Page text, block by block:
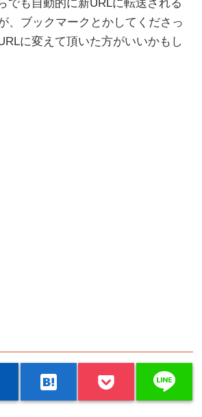
でも自動的に新URLに転送される
、ブックマークとかしてくださっ
に変えて頂いた方がいいかもし
hatenabookmark line